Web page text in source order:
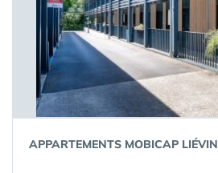
APPARTEMENTS MOBICAP LIÉVIN